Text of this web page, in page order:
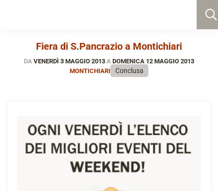
Fiera di S.Pancrazio a Montichiari
DA VENERDÌ 3 MAGGIO 2013 A DOMENICA 12 MAGGIO 2013
MONTICHIARI
Conclusa